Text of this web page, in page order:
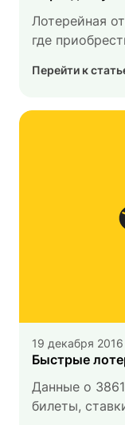
Лотерейная
где
Перейти к
19 декабря
Быстрые
Данные о
билеты,